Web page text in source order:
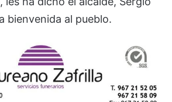
bienvenida al pueblo.